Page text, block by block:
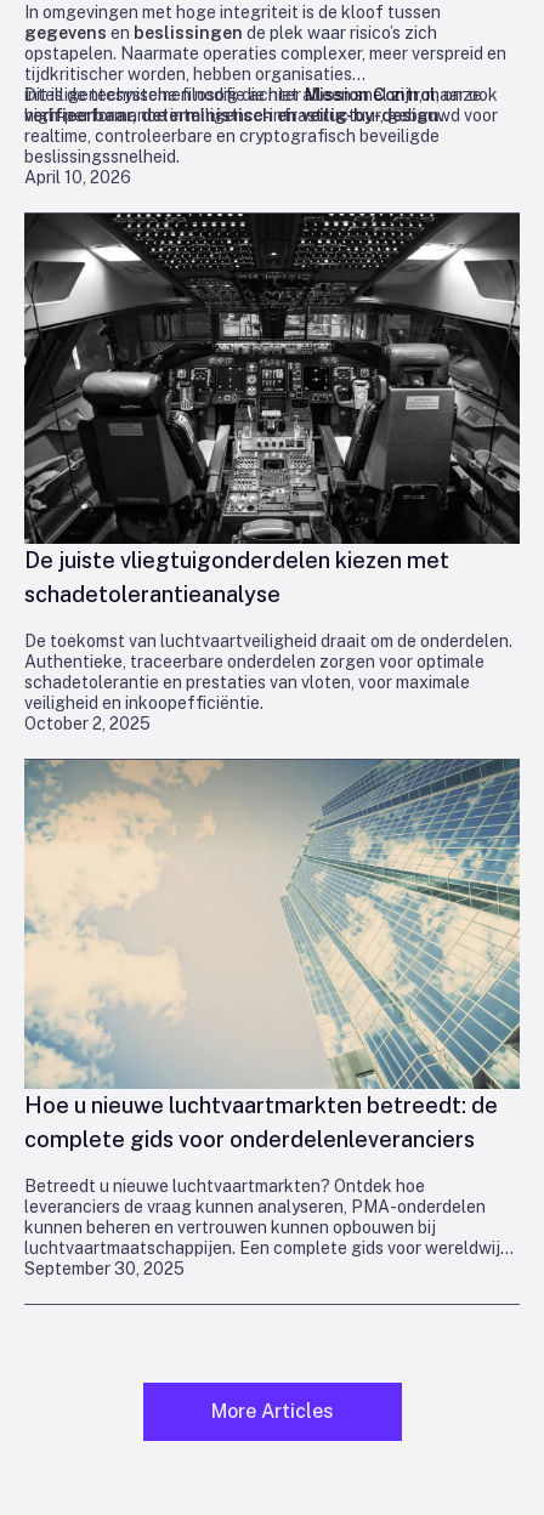
April 10, 2026
In omgevingen met hoge integriteit is de kloof tussen
gegevens en beslissingen de plek waar risico’s zich
opstapelen. Naarmate operaties complexer, meer verspreid en
tijdkritischer worden, hebben organisaties
intelligentesystemen nodig die niet alleen snel zijn, maar ook
verifieerbaar, deterministisch en veilig-by-design.
Dit is de technische filosofie achterMission Control, onze
high‑performance intelligence‑infrastructuur, gebouwd voor
realtime, controleerbare en cryptografisch beveiligde
beslissingssnelheid.
October 2, 2025
De juiste vliegtuigonderdelen kiezen met
schadetolerantieanalyse
De toekomst van luchtvaartveiligheid draait om de onderdelen.
Authentieke, traceerbare onderdelen zorgen voor optimale
schadetolerantie en prestaties van vloten, voor maximale
veiligheid en inkoopefficiëntie.
September 30, 2025
Hoe u nieuwe luchtvaartmarkten betreedt: de
complete gids voor onderdelenleveranciers
Betreedt u nieuwe luchtvaartmarkten? Ontdek hoe
leveranciers de vraag kunnen analyseren, PMA-onderdelen
kunnen beheren en vertrouwen kunnen opbouwen bij
luchtvaartmaatschappijen. Een complete gids voor wereldwijde
groei.
More Articles